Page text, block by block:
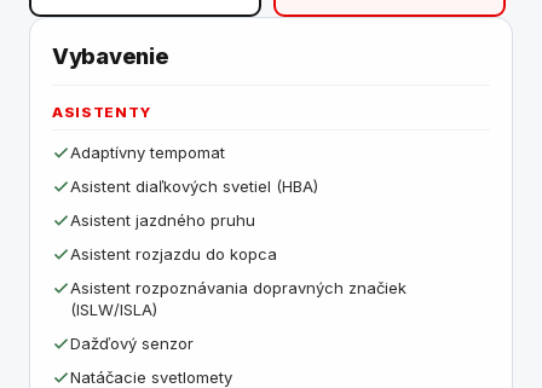
Vybavenie
ASISTENTY
Adaptívny tempomat
Asistent diaľkových svetiel (HBA)
Asistent jazdného pruhu
Asistent rozjazdu do kopca
Asistent rozpoznávania dopravných značiek
(ISLW/ISLA)
Dažďový senzor
Natáčacie svetlomety